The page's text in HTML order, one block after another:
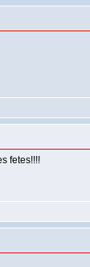
fetes!!!!